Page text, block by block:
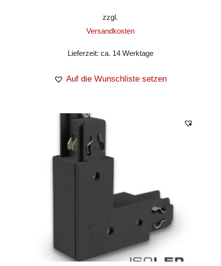
zzgl.
Versandkosten
Lieferzeit: ca. 14 Werktage
Auf die Wunschliste setzen